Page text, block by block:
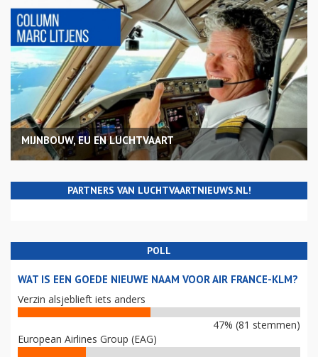
MIJNBOUW, EU EN LUCHTVAART
PARTNERS VAN LUCHTVAARTNIEUWS.NL!
POLL
WAT IS EEN GOEDE NIEUWE NAAM VOOR AIR FRANCE-KLM?
Verzin alsjeblieft iets anders
47% (81 stemmen)
European Airlines Group (EAG)